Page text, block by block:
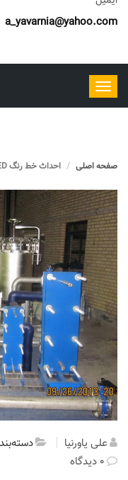
a_yavarnia@yahoo.com
ناوبری
را
صفحه اصلی احداث خط رنگ ED
علی یاورنیا
0 دیدگاه